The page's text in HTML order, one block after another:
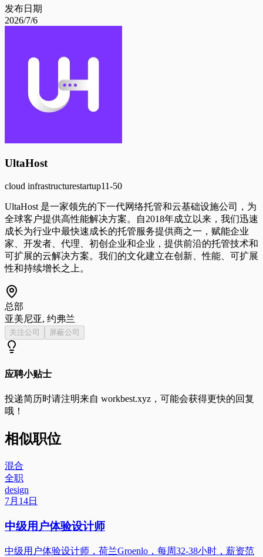
发布日期
2026/7/6
UltaHost
cloud infrastructurestartup11-50
UltaHost 是一家领先的下一代网络托管和云基础设施公司，为
全球客户提供高性能解决方案。自2018年成立以来，我们迅速
成长为行业中最快速成长的托管服务提供商之一，赋能企业
家、开发者、代理、初创企业和企业，提供前沿的托管技术和
可扩展的云解决方案。我们的文化建立在创新、性能、可扩展
性和持续增长之上。
总部
亚美尼亚, 约弗兰
关注公司 屏蔽公司
应聘小贴士
投递简历时请注明来自 workbest.xyz ，可能会获得更快的回复
哦！
相似职位
混合
全职
design
7月14日
中级用户体验设计师
中级用户体验设计师，荷兰Groenlo，每周32-38小时，薪资范